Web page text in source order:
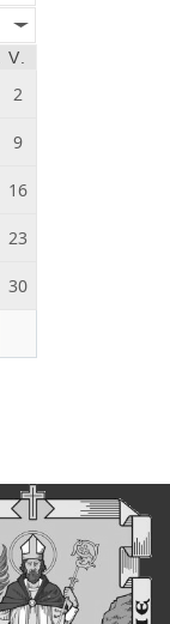
V.
2
9
16
23
30